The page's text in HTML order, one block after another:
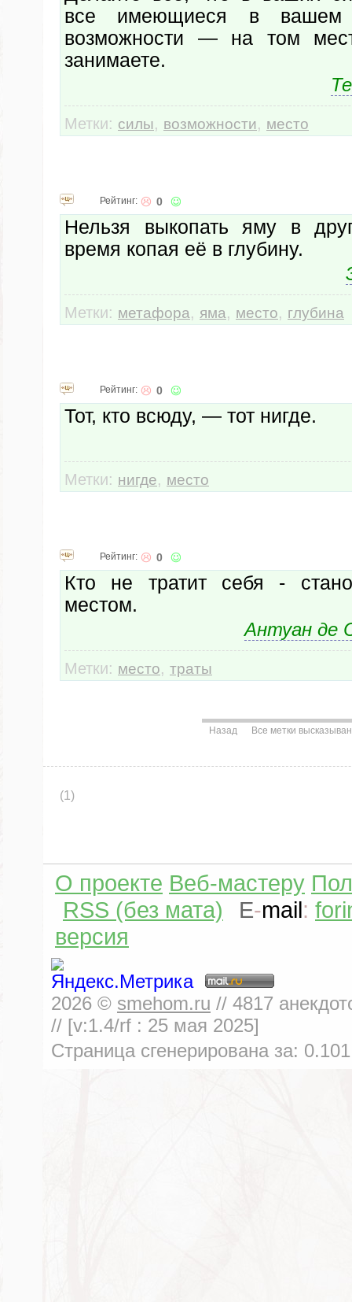
все имеющиеся в вашем
возможности — на том
занимаете.
Метки: силы, возможности, место
Рейтинг: 0
Нельзя выкопать яму в
время копая её в глубину.
Метки: метафора, яма, место, глубина
Рейтинг: 0
Тот, кто всюду, — тот нигде.
Метки: нигде, место
Рейтинг: 0
Кто не тратит себя -
местом.
Антуан де
Метки: место, траты
Назад Все метки
(1)
О проекте Веб-мастеру
RSS (без мата)
E-mail:
версия
2026 © smehom.ru // 4817
// [v:1.4/rf : 25 мая 2025]
Страница сгенерирована за: 0.101